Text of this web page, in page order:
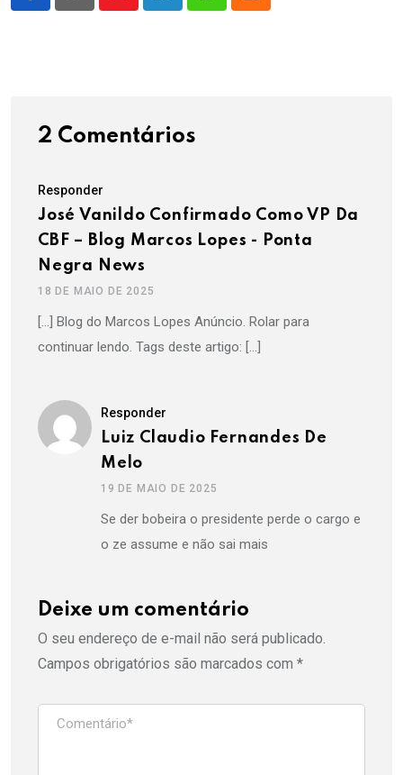
YoutubeLinkedInWhatsappCloud
2 Comentários
Responder
José Vanildo Confirmado Como VP Da
CBF – Blog Marcos Lopes - Ponta
Negra News
18 DE MAIO DE 2025
[…] Blog do Marcos Lopes Anúncio. Rolar para
continuar lendo. Tags deste artigo: […]
Responder
Luiz Claudio Fernandes De
Melo
19 DE MAIO DE 2025
Se der bobeira o presidente perde o cargo e
o ze assume e não sai mais
Deixe um comentário
O seu endereço de e-mail não será publicado.
Campos obrigatórios são marcados com *